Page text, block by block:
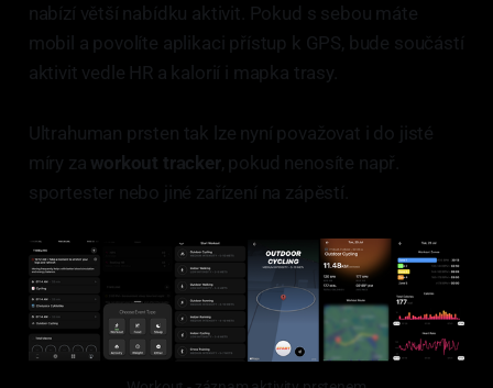
nabízí větší nabídku aktivit. Pokud s sebou máte
mobil a povolíte aplikaci přístup k GPS, bude součástí
aktivit vedle HR a kalorií i mapka trasy.
Ultrahuman prsten tak lze nyní považovat i do jisté
míry za workout tracker, pokud nenosíte např.
sportester nebo jiné zařízení na zápěstí.